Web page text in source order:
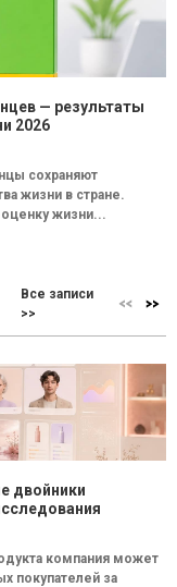
— результаты
2026
сохраняют
жизни в стране.
жизни...
Все записи
>>
двойники
компания может
покупателей за